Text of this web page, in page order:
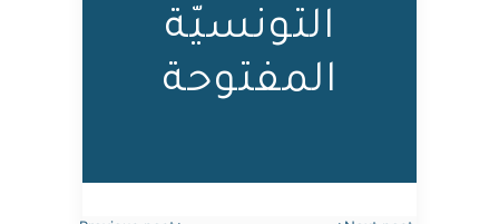
التونسيّة
المفتوحة